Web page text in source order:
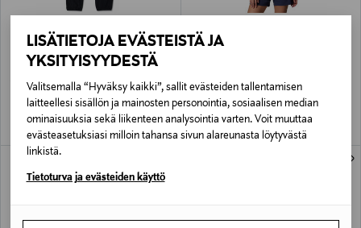
LISÄTIETOJA EVÄSTEISTÄ JA
YKSITYISYYDESTÄ
Valitsemalla “Hyväksy kaikki”, sallit evästeiden tallentamisen
laitteellesi sisällön ja mainosten personointia, sosiaalisen median
ominaisuuksia sekä liikenteen analysointia varten. Voit muuttaa
evästeasetuksiasi milloin tahansa sivun alareunasta löytyvästä
linkistä.
Tietoturva ja evästeiden käyttö
ETUKUPONKITUOTE
COLUMBIA
Trails Edge -collegehousut
40,00 €
ETUKUPONKITUOTE
COLUMBIA